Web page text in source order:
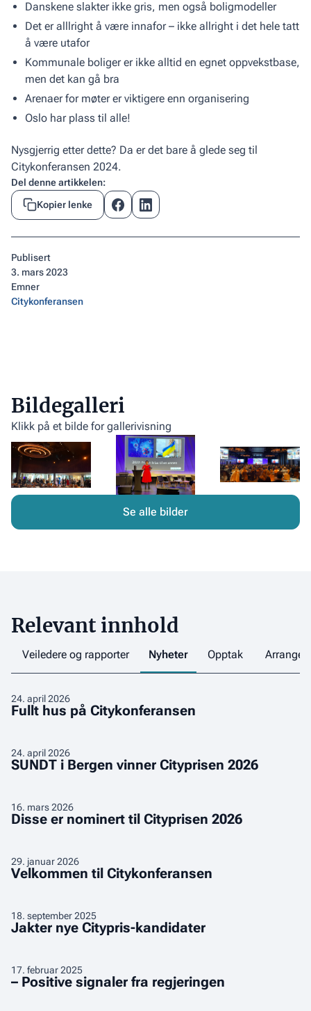
Danskene slakter ikke gris, men også boligmodeller
Det er alllright å være innafor – ikke allright i det hele tatt
å være utafor
Kommunale boliger er ikke alltid en egnet oppvekstbase,
men det kan gå bra
Arenaer for møter er viktigere enn organisering
Oslo har plass til alle!
Nysgjerrig etter dette? Da er det bare å glede seg til
Citykonferansen 2024.
Del denne artikkelen:
Kopier lenke
Publisert
3. mars 2023
Emner
Citykonferansen
Bildegalleri
Klikk på et bilde for gallerivisning
Se alle bilder
Relevant innhold
Veiledere og rapporter Nyheter Opptak
24. april 2026
Fullt hus på Citykonferansen
Fullt
hus
Citykonferansen
24. april 2026
SUNDT i Bergen vinner Cityprisen 2026
SUNDT
i
vinner
Cityprisen
16. mars 2026
Disse er nominert til Cityprisen 2026
Disse
er
til
Cityprisen
29. januar 2026
Velkommen til Citykonferansen
Velkommen
til
18. september 2025
Jakter nye Citypris-kandidater
Jakter
nye
kandidater
17. februar 2025
– Positive signaler fra regjeringen
–
Positive